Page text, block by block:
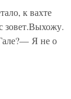
к вахте
зовет.Выхожу.
Я не о